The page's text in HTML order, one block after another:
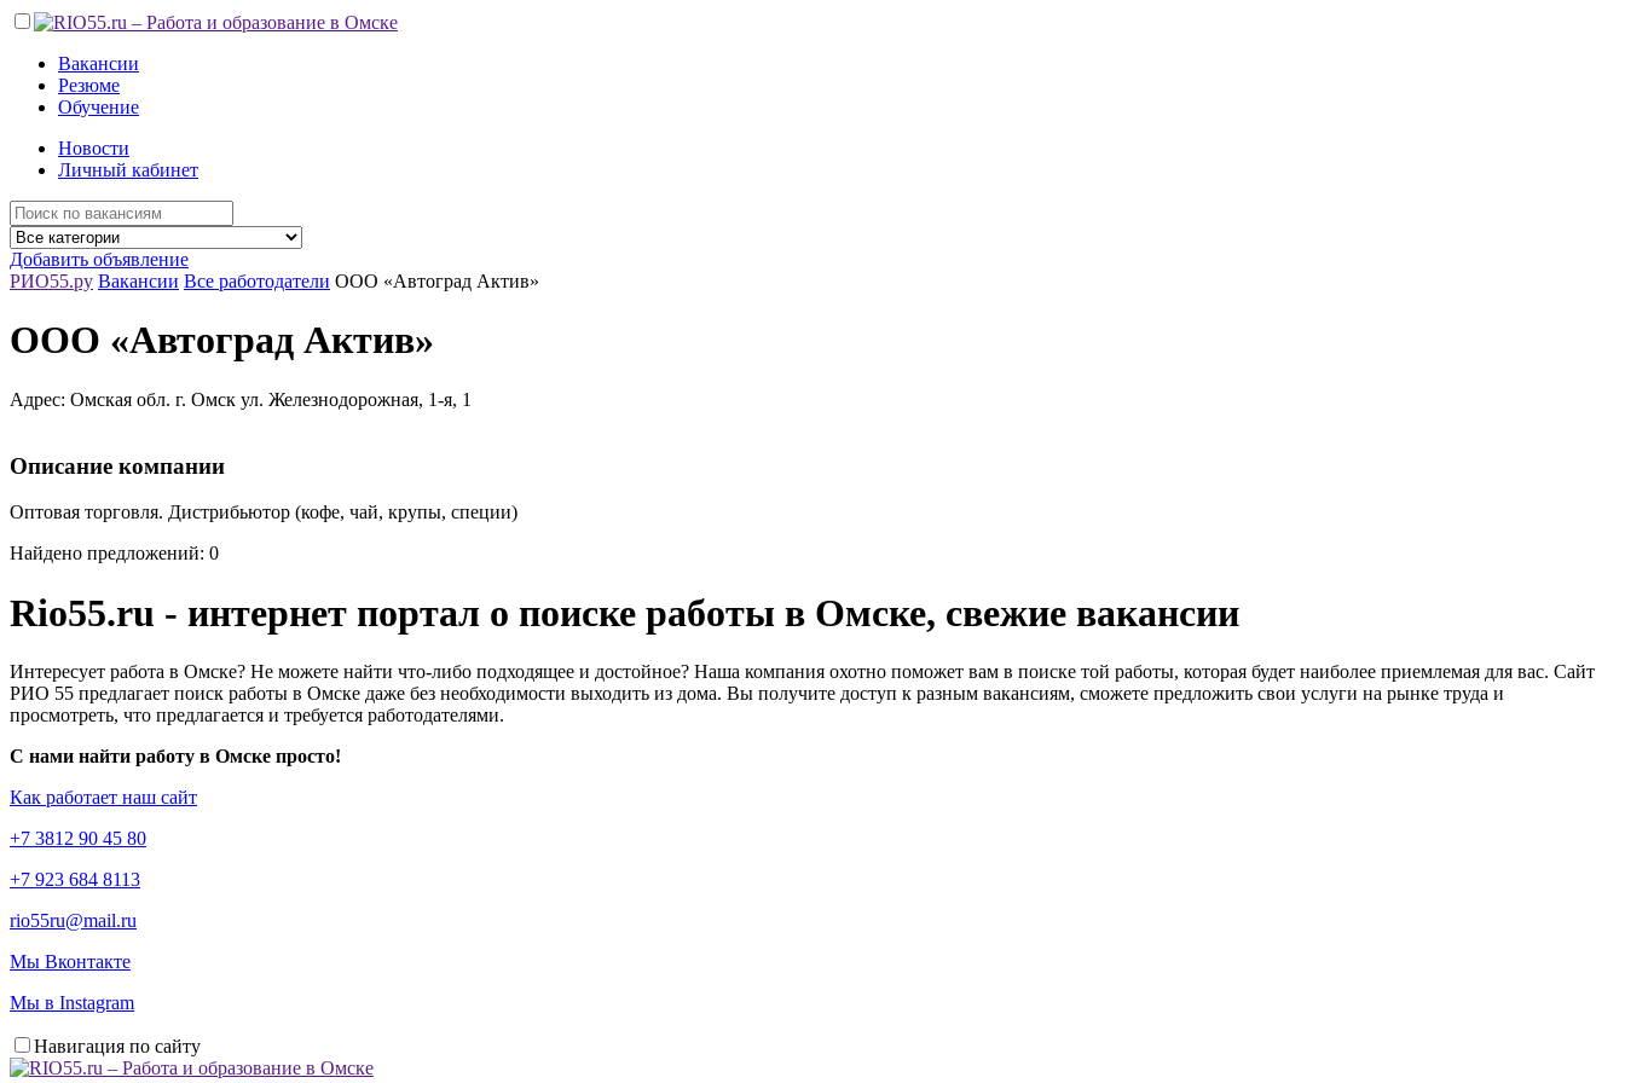
Вакансии
Резюме
Обучение
Новости
Личный кабинет
Добавить объявление
РИО55.ру Вакансии Все работодатели ООО «Автоград Актив»
ООО «Автоград Актив»
Адрес: Омская обл. г. Омск ул. Железнодорожная, 1-я, 1
Описание компании
Оптовая торговля. Дистрибьютор (кофе, чай, крупы, специи)
Найдено предложений: 0
Rio55.ru - интернет портал о поиске работы в Омске, свежие вакансии
Интересует работа в Омске? Не можете найти что-либо подходящее и достойное? Наша компания охотно поможет вам в поиске той работы, которая будет наиболее приемлемая для вас. Сайт
РИО 55 предлагает поиск работы в Омске даже без необходимости выходить из дома. Вы получите доступ к разным вакансиям, сможете предложить свои услуги на рынке труда и
просмотреть, что предлагается и требуется работодателями.
С нами найти работу в Омске просто!
Как работает наш сайт
+7 3812 90 45 80
+7 923 684 8113
rio55ru@mail.ru
Мы Вконтакте
Мы в Instagram
Навигация по сайту